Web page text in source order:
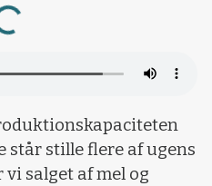
står stille flere af ugens
vi salget af mel og